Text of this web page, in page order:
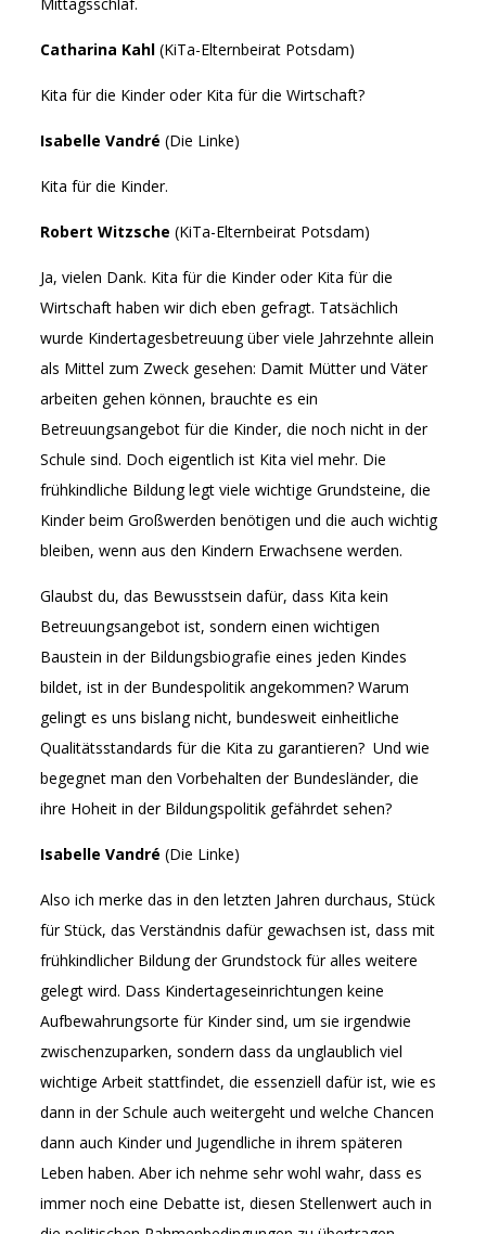
Catharina Kahl (KiTa-Elternbeirat Potsdam)
Kita für die Kinder oder Kita für die Wirtschaft?
Isabelle Vandré (Die Linke)
Kita für die Kinder.
Robert Witzsche (KiTa-Elternbeirat Potsdam)
Ja, vielen Dank. Kita für die Kinder oder Kita für die
Wirtschaft haben wir dich eben gefragt. Tatsächlich
wurde Kindertagesbetreuung über viele Jahrzehnte allein
als Mittel zum Zweck gesehen: Damit Mütter und Väter
arbeiten gehen können, brauchte es ein
Betreuungsangebot für die Kinder, die noch nicht in der
Schule sind. Doch eigentlich ist Kita viel mehr. Die
frühkindliche Bildung legt viele wichtige Grundsteine, die
Kinder beim Großwerden benötigen und die auch wichtig
bleiben, wenn aus den Kindern Erwachsene werden.
Glaubst du, das Bewusstsein dafür, dass Kita kein
Betreuungsangebot ist, sondern einen wichtigen
Baustein in der Bildungsbiografie eines jeden Kindes
bildet, ist in der Bundespolitik angekommen? Warum
gelingt es uns bislang nicht, bundesweit einheitliche
Qualitätsstandards für die Kita zu garantieren? Und wie
begegnet man den Vorbehalten der Bundesländer, die
ihre Hoheit in der Bildungspolitik gefährdet sehen?
Isabelle Vandré (Die Linke)
Also ich merke das in den letzten Jahren durchaus, Stück
für Stück, das Verständnis dafür gewachsen ist, dass mit
frühkindlicher Bildung der Grundstock für alles weitere
gelegt wird. Dass Kindertageseinrichtungen keine
Aufbewahrungsorte für Kinder sind, um sie irgendwie
zwischenzuparken, sondern dass da unglaublich viel
wichtige Arbeit stattfindet, die essenziell dafür ist, wie es
dann in der Schule auch weitergeht und welche Chancen
dann auch Kinder und Jugendliche in ihrem späteren
Leben haben. Aber ich nehme sehr wohl wahr, dass es
immer noch eine Debatte ist, diesen Stellenwert auch in